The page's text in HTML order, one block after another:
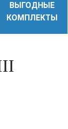
ВЫГОДНЫЕ
КОМПЛЕКТЫ